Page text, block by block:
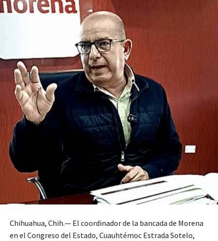
Chihuahua, Chih.— El coordinador de la bancada de Morena
en el Congreso del Estado, Cuauhtémoc Estrada Sotelo,